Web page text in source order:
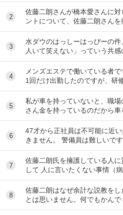
2
佐藤二朗さんが橋本愛さんに
ントについて、佐藤二朗さん
ね。 これは極端に言えば、 「
3
水ダウのはっしーはっぴーの
人いて笑えない」っていう共
ubeのコメント欄に多すぎてそ
4
メンズエステで働いている者
1回だけ出勤したのですが、研
時に「元々デリをやっていた
5
私が車を持っていないと、職
さん金を持っているのだから
す。 でも なんで しんどい思い
6
47才から正社員は不可能に近
きません。 警備員は難しいで
運転手は無理です。できませ
7
佐藤二朗氏を擁護している人
して 人に言いたくない事情（
り、上司や総務等に相談した
8
佐藤二朗はなぜ余計な説教を
とは思いません。何でもかんで
風潮に反対です。ただ、橋本